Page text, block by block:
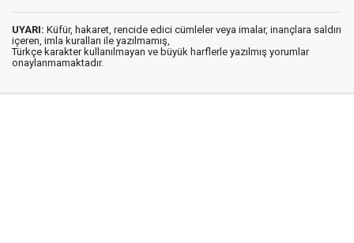
UYARI: Küfür, hakaret, rencide edici cümleler veya imalar, inançlara saldırı
içeren, imla kuralları ile yazılmamış,
Türkçe karakter kullanılmayan ve büyük harflerle yazılmış yorumlar
onaylanmamaktadır.